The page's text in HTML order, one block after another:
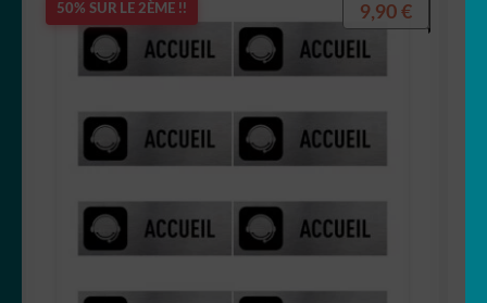
50% SUR LE 2ÈME !! 9,90 €